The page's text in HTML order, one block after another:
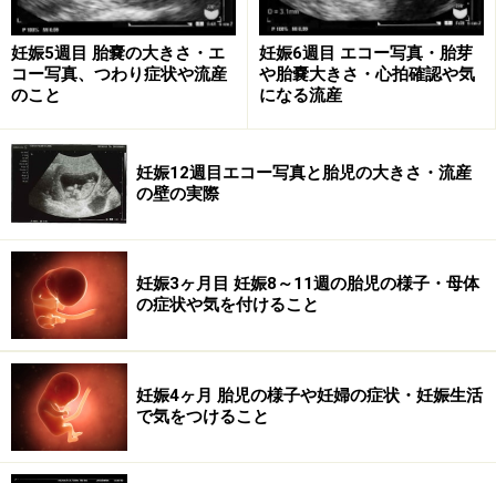
胎児の体重：10～15g程
母体の変化：お腹が少し出てくる人も。子宮はグレ
ープフルーツ大に
妊娠12週（12w）になると今まで急成長を続けてきた赤
ちゃんも、このあたりでペースダウン。これまでに比べ
れば、少しゆっくり成長していきます。内臓や消化器官
が機能しはじめ、肝臓は胆汁を作り出し、腎臓は尿を作
って膀胱に送るように。体毛が現れたり、産声をあげる
生体の準備が始まったりという変化もあります。
胎動を感じるのはまだ先ですが、子宮の中では体を曲げ
たり、伸ばしたり、キックしたりと、赤ちゃんの動きも
だいぶ激しくなってきました。
▽参考記事
妊娠5週目 胎嚢の大きさ・エ
コー写真、つわり症状や流産
のこと
妊娠6週目 エコー写真・胎芽
や胎嚢大きさ・心拍確認や気
になる流産
妊娠12週目エコー写真と胎児の大きさ・流産
の壁の実際
妊娠3ヶ月目 妊娠8～11週の胎児の様子・母体
の症状や気を付けること
妊娠4ヶ月 胎児の様子や妊婦の症状・妊娠生活
で気をつけること